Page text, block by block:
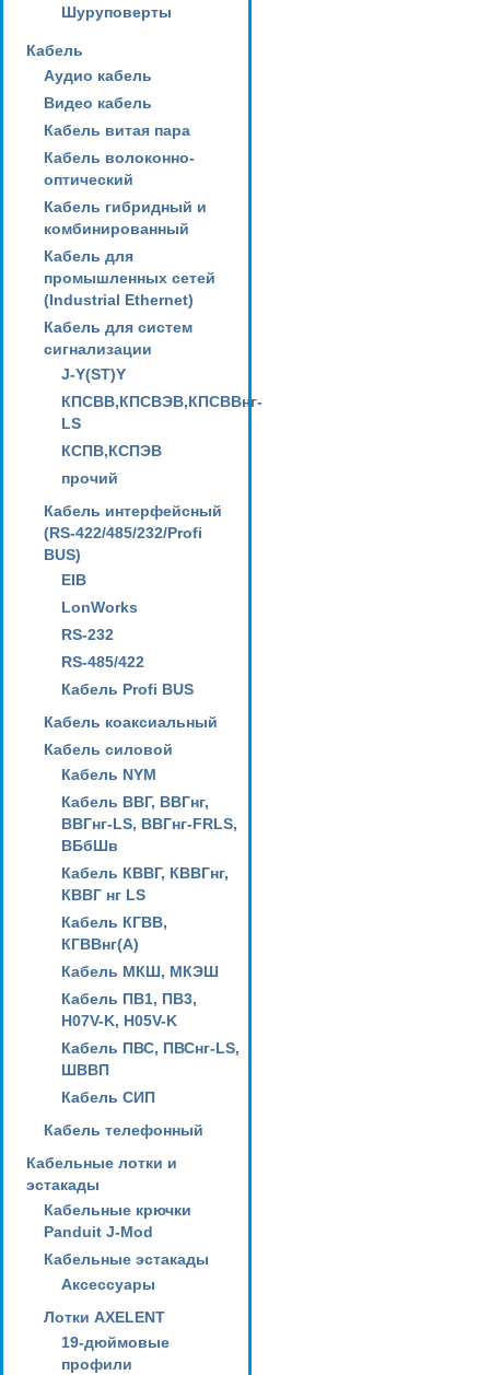
Шуруповерты
Кабель
Аудио кабель
Видео кабель
Кабель витая пара
Кабель волоконно-
оптический
Кабель гибридный и
комбинированный
Кабель для
промышленных сетей
(Industrial Ethernet)
Кабель для систем
сигнализации
J-Y(ST)Y
КПСВВ,КПСВЭВ,КПСВВнг-
LS
КСПВ,КСПЭВ
прочий
Кабель интерфейсный
(RS-422/485/232/Profi
BUS)
EIB
LonWorks
RS-232
RS-485/422
Кабель Profi BUS
Кабель коаксиальный
Кабель силовой
Кабель NYM
Кабель ВВГ, ВВГнг,
ВВГнг-LS, ВВГнг-FRLS,
ВБбШв
Кабель КВВГ, КВВГнг,
КВВГ нг LS
Кабель КГВВ,
КГВВнг(А)
Кабель МКШ, МКЭШ
Кабель ПВ1, ПВ3,
H07V-K, H05V-K
Кабель ПВС, ПВСнг-LS,
ШВВП
Кабель СИП
Кабель телефонный
Кабельные лотки и
эстакады
Кабельные крючки
Panduit J-Mod
Кабельные эстакады
Аксессуары
Лотки AXELENT
19-дюймовые
профили